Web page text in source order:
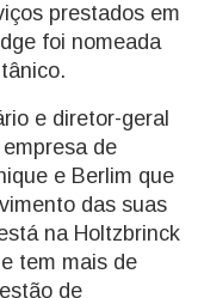
prestados em
foi nomeada
e diretor-geral
de
e Berlim que
das suas
na Holtzbrinck
tem mais de
de